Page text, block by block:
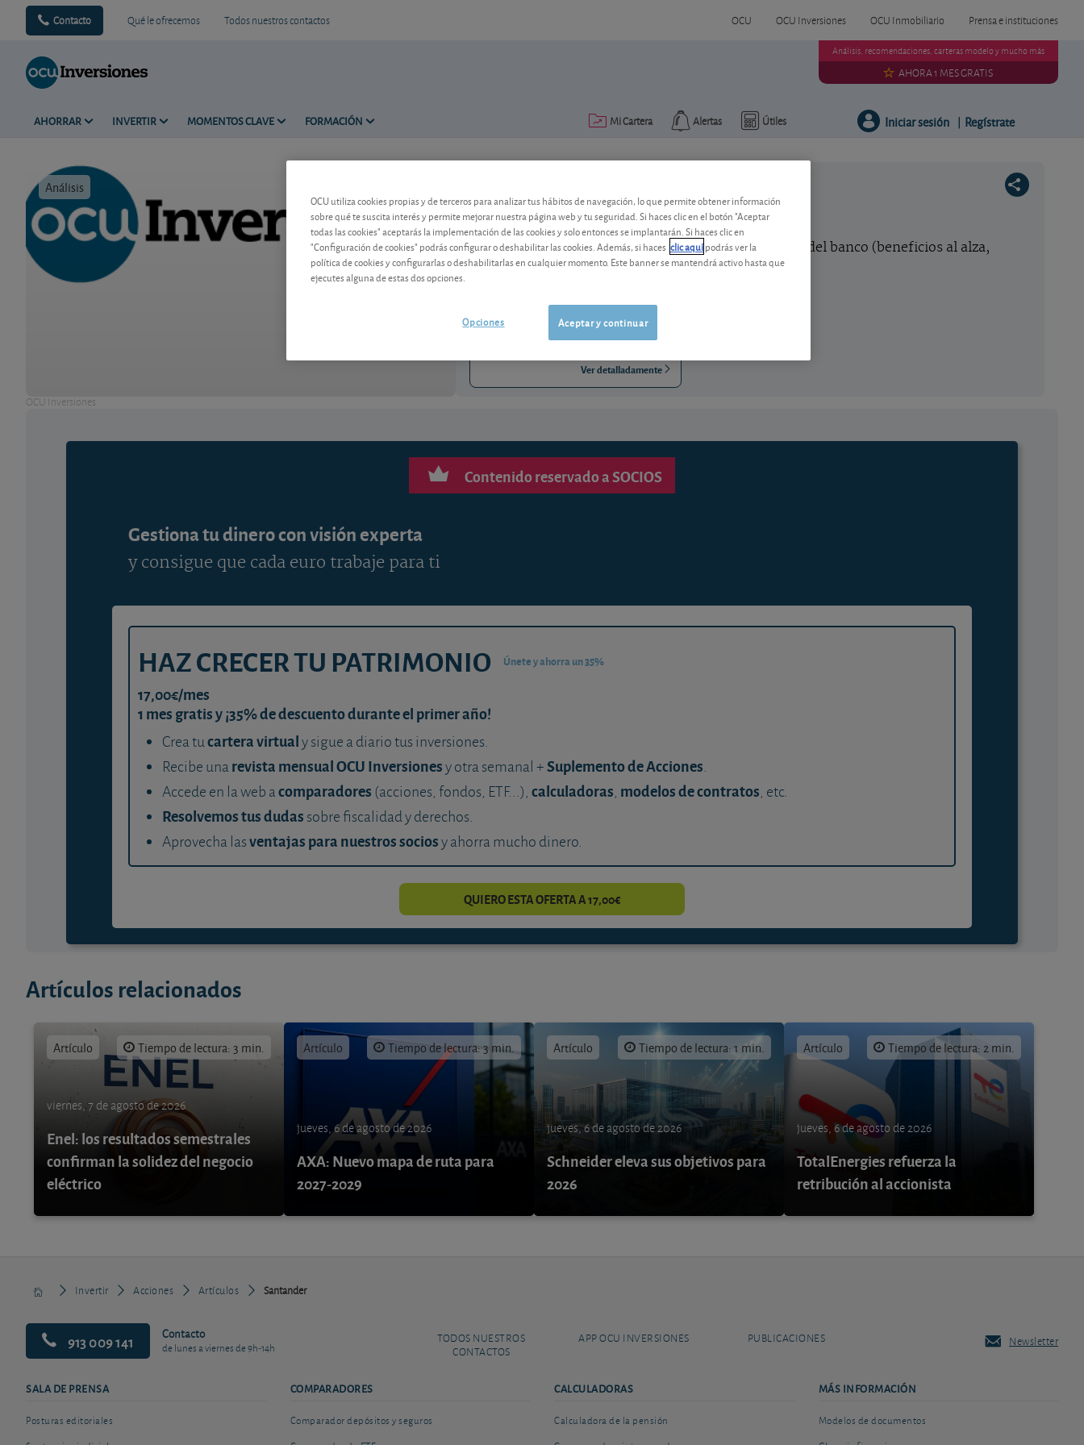
Contacto Qué le ofrecemos Todos nuestros contactos OCU OCU Inversiones OCU Inmobiliario Prensa e instituciones
AHORRAR INVERTIR MOMENTOS CLAVE FORMACIÓN Útiles
Alertas
Mi Cartera
Análisis, recomendaciones, carteras modelo y mucho más
AHORA 1 MES GRATIS
Iniciar sesión | Regístrate
Análisis
OCU Inversiones
Santander
La cotización no refleja correctamente el buen hacer del banco (beneficios al alza,
buenos dividendos). Acción barata. Compre.
Ver detalladamente
Contenido reservado a SOCIOS
Gestiona tu dinero con visión experta
y consigue que cada euro trabaje para ti
HAZ CRECER TU PATRIMONIO Únete y ahorra un 35%
17,00€/mes
1 mes gratis y ¡35% de descuento durante el primer año!
Crea tucartera virtualy sigue a diario tus inversiones.
Recibe unarevista mensual OCU Inversionesy otra semanal +Suplemento de Acciones.
Accede en la web acomparadores (acciones, fondos, ETF...), calculadoras, modelos de contratos, etc.
Resolvemos tus dudas sobre fiscalidad y derechos.
Aprovecha lasventajas para nuestros sociosy ahorra mucho dinero.
QUIERO ESTA OFERTA A 17,00€
Artículos relacionados
Artículo Tiempo de lectura: 3 min.
viernes, 7 de agosto de 2026
Enel: los resultados semestrales
confirman la solidez del negocio
eléctrico
Artículo Tiempo de lectura: 3 min.
jueves, 6 de agosto de 2026
AXA: Nuevo mapa de ruta para
2027-2029
Artículo Tiempo de lectura: 1 min.
jueves, 6 de agosto de 2026
Schneider eleva sus objetivos para
2026
Artículo Tiempo de lectura: 2 min.
jueves, 6 de agosto de 2026
TotalEnergies refuerza la
retribución al accionista
Invertir Acciones Artículos Santander
913 009 141 Contacto
de lunes a viernes de 9h-14h
TODOS NUESTROS
CONTACTOS
APP OCU INVERSIONES PUBLICACIONES Newsletter
SALA DE PRENSA
Posturas editoriales
COMPARADORES
Comparador depósitos y seguros
CALCULADORAS
Calculadora de la pensión
MÁS INFORMACIÓN
Modelos de documentos
OCU utiliza cookies propias y de terceros para analizar tus hábitos de navegación, lo que permite obtener información
sobre qué te suscita interés y permite mejorar nuestra página web y tu seguridad. Si haces clic en el botón "Aceptar
todas las cookies" aceptarás la implementación de las cookies y solo entonces se implantarán. Si haces clic en
"Configuración de cookies" podrás configurar o deshabilitar las cookies. Además, si haces clic aquípodrás ver la
política de cookies y configurarlas o deshabilitarlas en cualquier momento. Este banner se mantendrá activo hasta que
ejecutes alguna de estas dos opciones.
Aceptar y continuar
Opciones